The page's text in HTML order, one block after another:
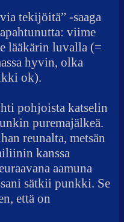
tekijöitä” -saaga
viime
lääkärin luvalla (=
hyvin, olka
ok).
pohjoista katselin
puremajälkeä.
reunalta, metsän
kanssa
aamuna
sätkii punkki. Se
että on